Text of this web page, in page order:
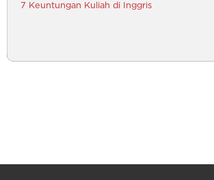
7 Keuntungan Kuliah di Inggris